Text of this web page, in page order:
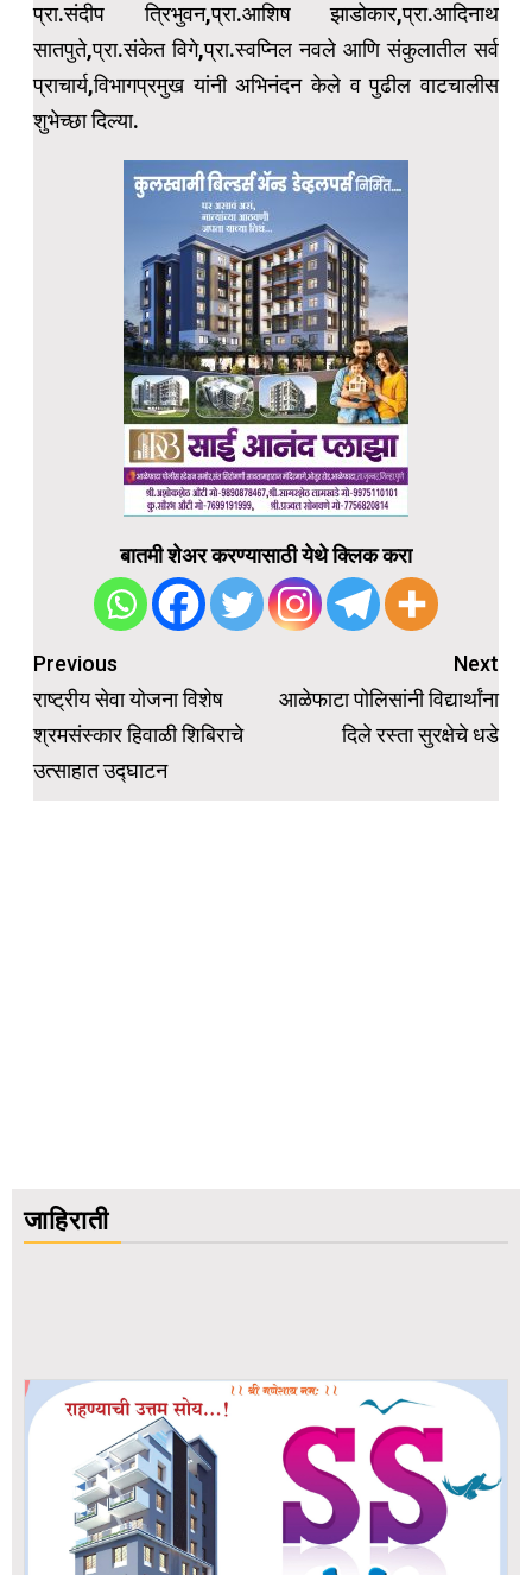
प्रा.संदीप त्रिभुवन,प्रा.आशिष झाडोकार,प्रा.आदिनाथ
सातपुते,प्रा.संकेत विगे,प्रा.स्वप्निल नवले आणि संकुलातील सर्व
प्राचार्य,विभागप्रमुख यांनी अभिनंदन केले व पुढील वाटचालीस
शुभेच्छा दिल्या.
बातमी शेअर करण्यासाठी येथे क्लिक करा
Post
navigation
Previous
राष्ट्रीय सेवा योजना विशेष
श्रमसंस्कार हिवाळी शिबिराचे
उत्साहात उद्घाटन
Next
आळेफाटा पोलिसांनी विद्यार्थांना
दिले रस्ता सुरक्षेचे धडे
जाहिराती